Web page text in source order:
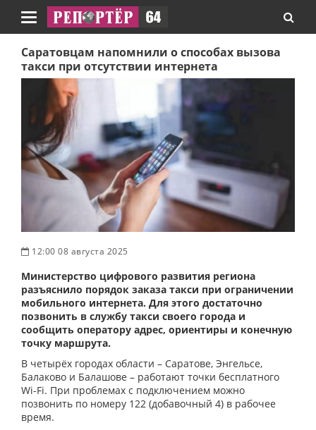
Навигация
Саратовцам напомнили о способах вызова
такси при отсутствии интернета
12:00 08 августа 2025
Министерство цифрового развития региона
разъяснило порядок заказа такси при ограничении
мобильного интернета. Для этого достаточно
позвонить в службу такси своего города и
сообщить оператору адрес, ориентиры и конечную
точку маршрута.
В четырёх городах области – Саратове, Энгельсе,
Балаково и Балашове – работают точки бесплатного
Wi-Fi. При проблемах с подключением можно
позвонить по номеру 122 (добавочный 4) в рабочее
время.